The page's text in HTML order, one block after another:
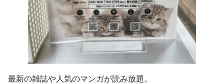
最新の雑誌や人気のマンガが読み放題。